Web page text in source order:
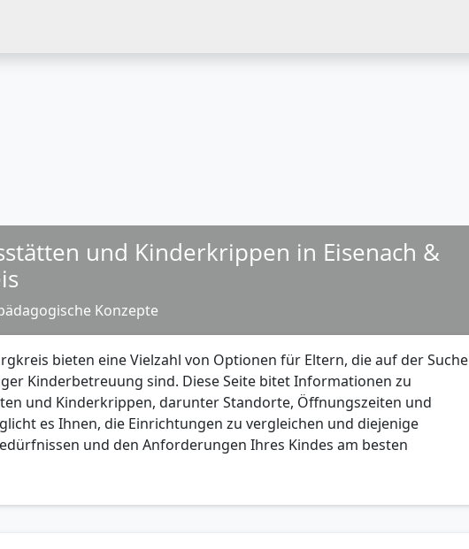
und Kinderkrippen in Eisenach &
Konzepte
bieten eine Vielzahl von Optionen für Eltern, die auf der Suche
Kinderbetreuung sind. Diese Seite bitet Informationen zu
und Kinderkrippen, darunter Standorte, Öffnungszeiten und
es Ihnen, die Einrichtungen zu vergleichen und diejenige
und den Anforderungen Ihres Kindes am besten